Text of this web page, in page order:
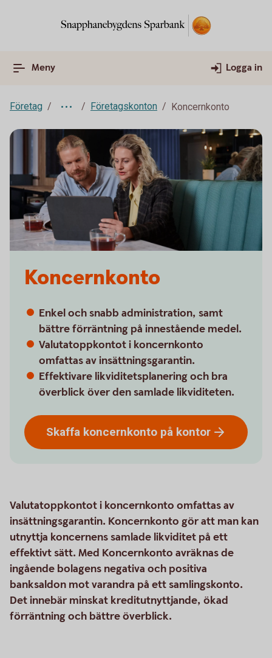
Meny Logga in
Företag Företagskonton Koncernkonto
Koncernkonto
Enkel och snabb administration, samt
bättre förräntning på innestående medel.
Valutatoppkontot i koncernkonto
omfattas av insättningsgarantin.
Effektivare likviditetsplanering och bra
överblick över den samlade likviditeten.
Skaffa koncernkonto på kontor
Valutatoppkontot i koncernkonto omfattas av
insättningsgarantin. Koncernkonto gör att man kan
utnyttja koncernens samlade likviditet på ett
effektivt sätt. Med Koncernkonto avräknas de
ingående bolagens negativa och positiva
banksaldon mot varandra på ett samlingskonto.
Det innebär minskat kreditutnyttjande, ökad
förräntning och bättre överblick.